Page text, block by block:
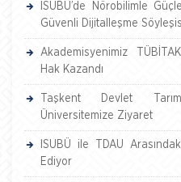
ISUBÜ’de Nörobilimle
Güvenli Dijitalleşme
Akademisyenimiz
Hak Kazandı
Taşkent Devlet
Üniversitemize Ziyaret
ISUBÜ ile TDAU
Ediyor